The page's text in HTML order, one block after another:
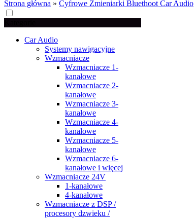
Strona główna » Cyfrowe Zmieniarki Bluethoot Car Audio
Car Audio
Systemy nawigacyjne
Wzmacniacze
Wzmacniacze 1-
kanałowe
Wzmacniacze 2-
kanałowe
Wzmacniacze 3-
kanałowe
Wzmacniacze 4-
kanałowe
Wzmacniacze 5-
kanałowe
Wzmacniacze 6-
kanałowe i więcej
Wzmacniacze 24V
1-kanałowe
4-kanałowe
Wzmacniacze z DSP /
procesory dzwieku /